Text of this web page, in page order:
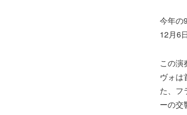
今年の
12月6
この演
ヴォは
た、フ
ーの交